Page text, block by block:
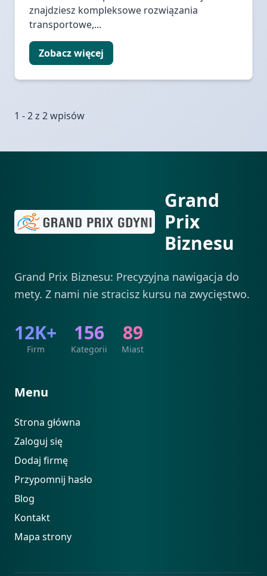
znajdziesz kompleksowe rozwiązania
transportowe,...
Zobacz więcej
1 - 2 z 2 wpisów
Grand
Prix
Biznesu
Grand Prix Biznesu: Precyzyjna nawigacja do
mety. Z nami nie stracisz kursu na zwycięstwo.
12K+
Firm
156
Kategorii
89
Miast
Menu
Strona główna
Zaloguj się
Dodaj firmę
Przypomnij hasło
Blog
Kontakt
Mapa strony